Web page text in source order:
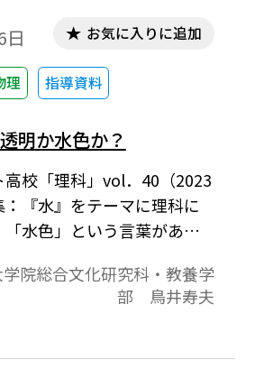
日
理 指導資料
お気に入りに追加
明か水色か？
校「理科」vol．40（2023
『水』をテーマに理科に
水色」という言葉がある
た。確かに、海の水は白い
緑色に見え、沖に出れば濃
コップに入れた水は明ら
院総合文化研究科・教養学
部 鳥井寿夫